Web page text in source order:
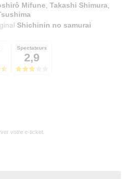
Mifune ,Takashi Shimura
Shichinin no samurai
Spectateurs
2,9
votre e-ticket.